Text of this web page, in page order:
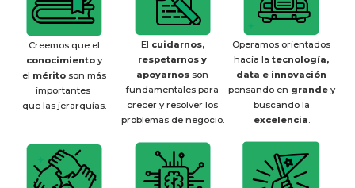
Creemos que el
conocimientoy
el méritoson más
importantes
que las jerarquías.
El cuidarnos,
respetarnos y
apoyarnos son
fundamentales para
crecer y resolver los
problemas de negocio.
Operamos orientados
hacia latecnología,
data e innovación
pensando en grandey
buscando la
excelencia.